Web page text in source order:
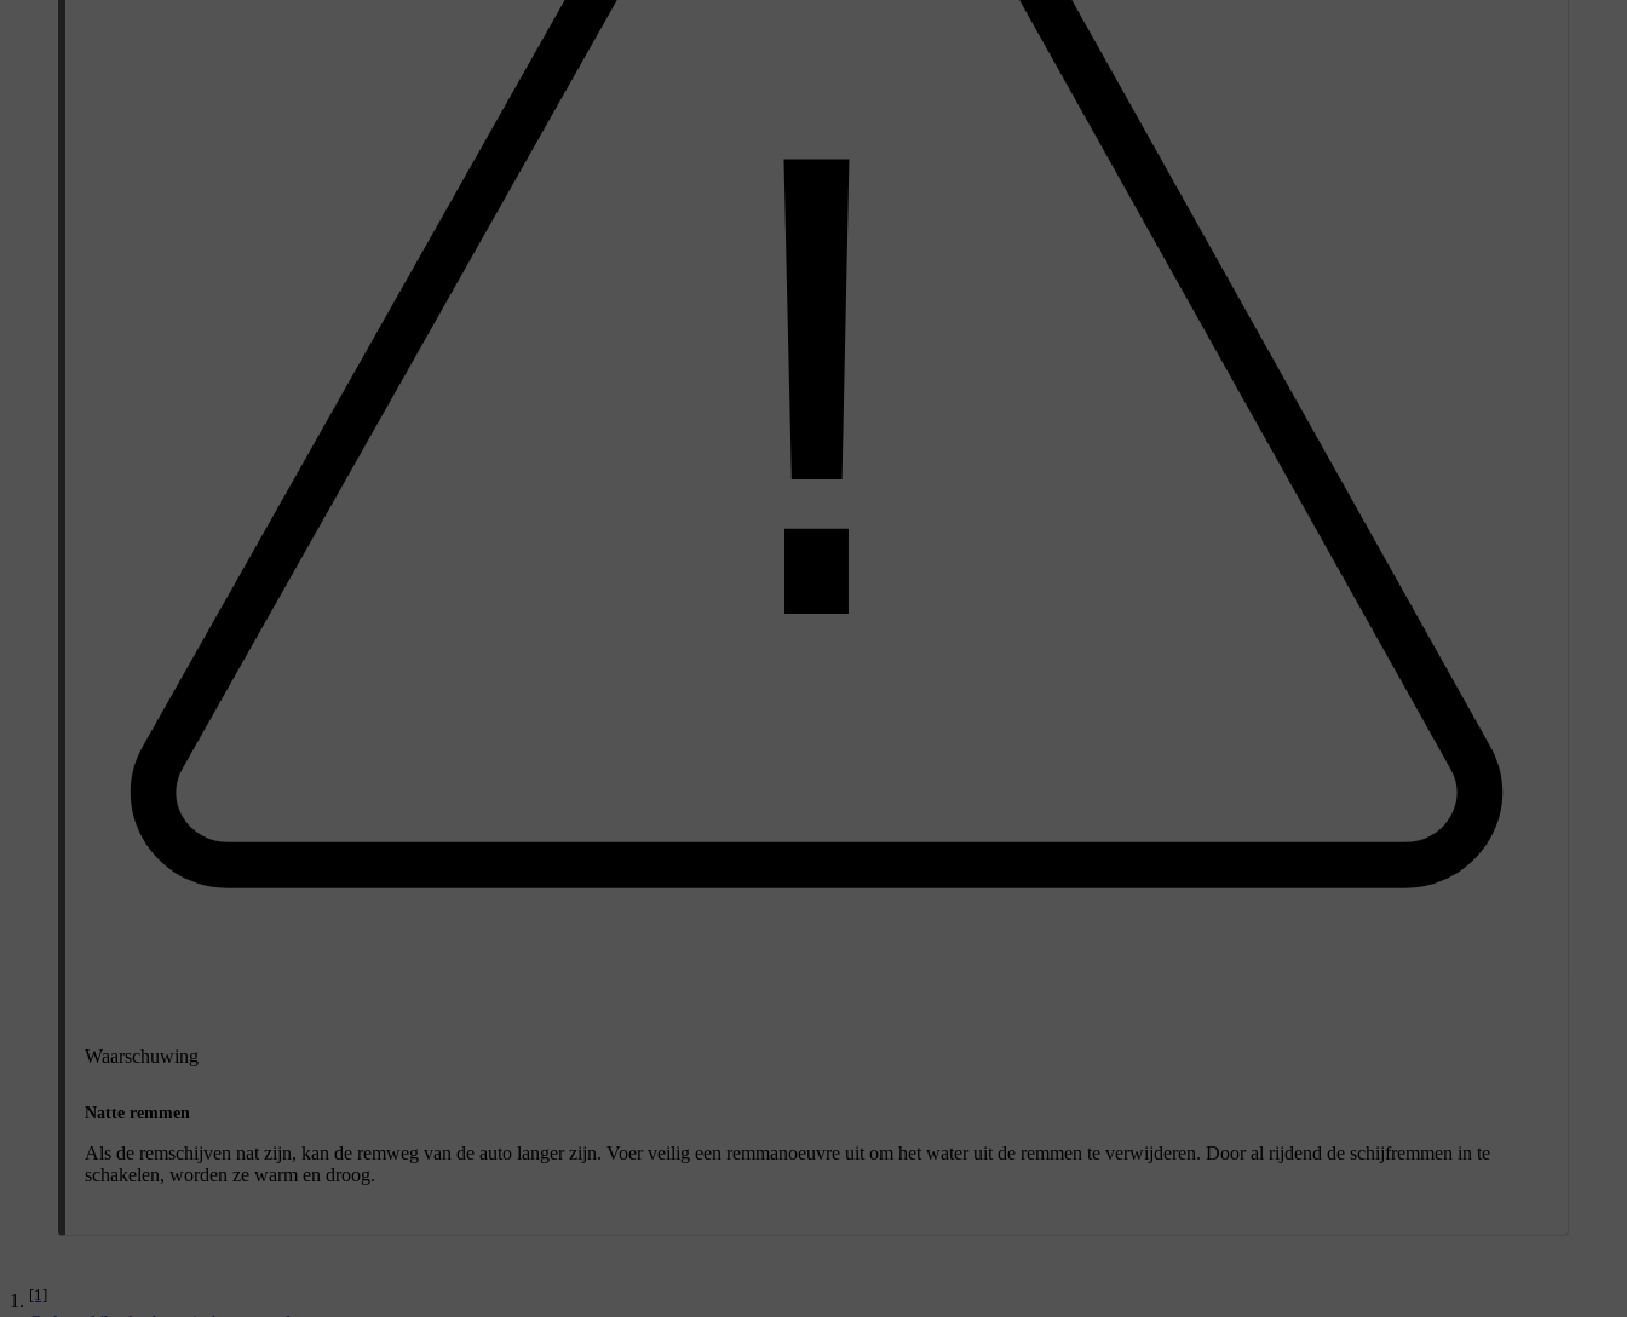
Waarschuwing
Natte remmen
Als de remschijven nat zijn, kan de remweg van de auto langer zijn. Voer veilig een remmanoeuvre uit om het water uit de remmen te verwijderen. Door al rijdend de schijfremmen in te
schakelen, worden ze warm en droog.
[1]